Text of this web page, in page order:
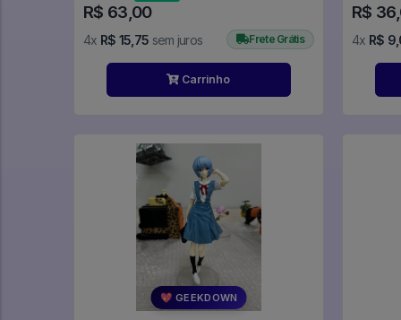
R$ 63,00
4x R$ 15,75 sem juros Frete Grátis
Carrinho
R$
4x R$
💖 GEEKDOWN